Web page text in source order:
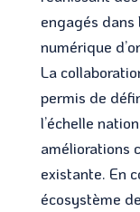
engagés dans
numérique
La
permis de
l’échelle
améliorations
existante. En
écosystème